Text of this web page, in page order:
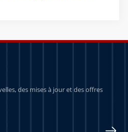
des mises à jour et des offres